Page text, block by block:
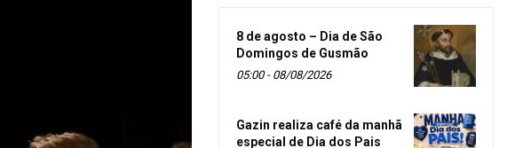
8 de agosto – Dia de São
Domingos de Gusmão
05:00 - 08/08/2026
Gazin realiza café da manhã
especial de Dia dos Pais